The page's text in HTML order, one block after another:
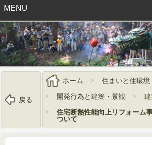
MENU
戻る
ホーム
住まいと住環境
開発行為と建築・景観
住宅断熱性能向上リフォーム
ついて